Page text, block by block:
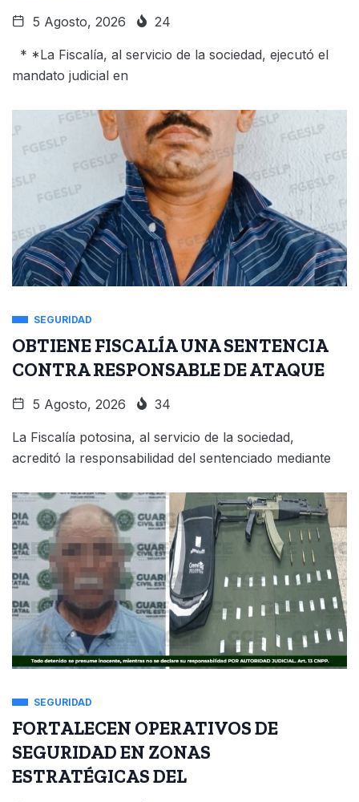
5 Agosto, 2026 24
* *La Fiscalía, al servicio de la sociedad, ejecutó el
mandato judicial en
SEGURIDAD
OBTIENE FISCALÍA UNA SENTENCIA
CONTRA RESPONSABLE DE ATAQUE
5 Agosto, 2026 34
La Fiscalía potosina, al servicio de la sociedad,
acreditó la responsabilidad del sentenciado mediante
SEGURIDAD
FORTALECEN OPERATIVOS DE
SEGURIDAD EN ZONAS
ESTRATÉGICAS DEL